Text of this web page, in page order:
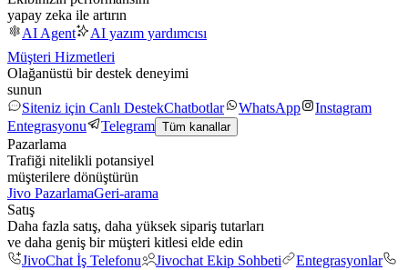
yapay zeka ile artırın
AI Agent
AI yazım yardımcısı
Müşteri Hizmetleri
Olağanüstü bir destek deneyimi
sunun
Siteniz için Canlı DestekChatbotlar WhatsApp
Instagram
Entegrasyonu
Telegram Tüm kanallar
Pazarlama
Trafiği nitelikli potansiyel
müşterilere dönüştürün
Jivo PazarlamaGeri-arama
Satış
Daha fazla satış, daha yüksek sipariş tutarları
ve daha geniş bir müşteri kitlesi elde edin
JivoChat İş Telefonu
Jivochat Ekip Sohbeti
Entegrasyonlar